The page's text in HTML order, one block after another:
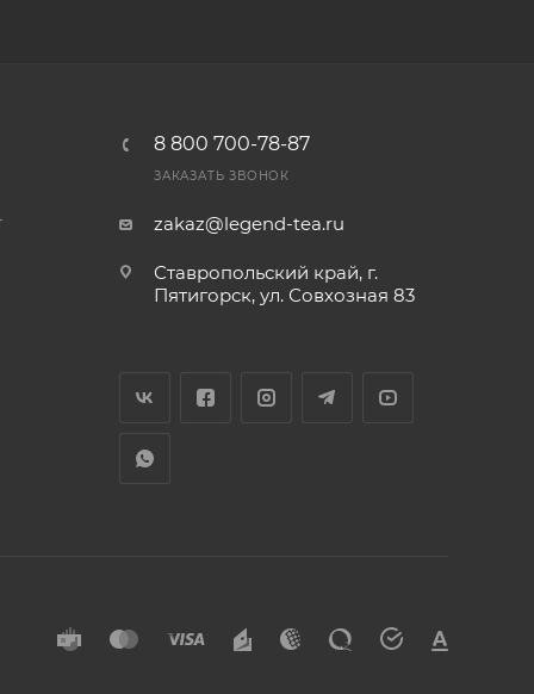
8 800 700-78-87
ЗАКАЗАТЬ ЗВОНОК
zakaz@legend-tea.ru
Ставропольский край, г.
Пятигорск, ул. Совхозная 83